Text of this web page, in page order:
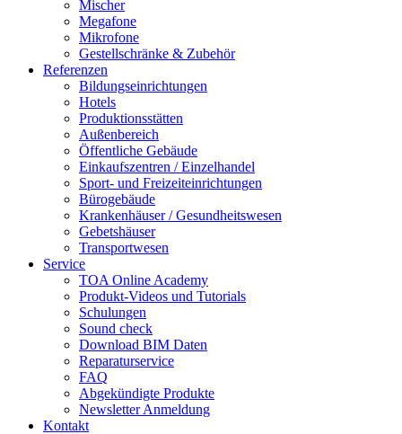
Mischer
Megafone
Mikrofone
Gestellschränke & Zubehör
Referenzen
Bildungseinrichtungen
Hotels
Produktionsstätten
Außenbereich
Öffentliche Gebäude
Einkaufszentren / Einzelhandel
Sport- und Freizeiteinrichtungen
Bürogebäude
Krankenhäuser / Gesundheitswesen
Gebetshäuser
Transportwesen
Service
TOA Online Academy
Produkt-Videos und Tutorials
Schulungen
Sound check
Download BIM Daten
Reparaturservice
FAQ
Abgekündigte Produkte
Newsletter Anmeldung
Kontakt